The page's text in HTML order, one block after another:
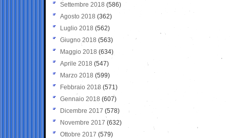
Settembre 2018 (586)
Agosto 2018 (362)
Luglio 2018 (562)
Giugno 2018 (563)
Maggio 2018 (634)
Aprile 2018 (547)
Marzo 2018 (599)
Febbraio 2018 (571)
Gennaio 2018 (607)
Dicembre 2017 (578)
Novembre 2017 (632)
Ottobre 2017 (579)